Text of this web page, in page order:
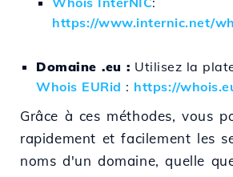
https://www.internic.net/
Domaine .eu : Utilisez la
Whois EURid : https://
Grâce à ces méthodes, vous
rapidement et facilement les
noms d'un domaine, quelle